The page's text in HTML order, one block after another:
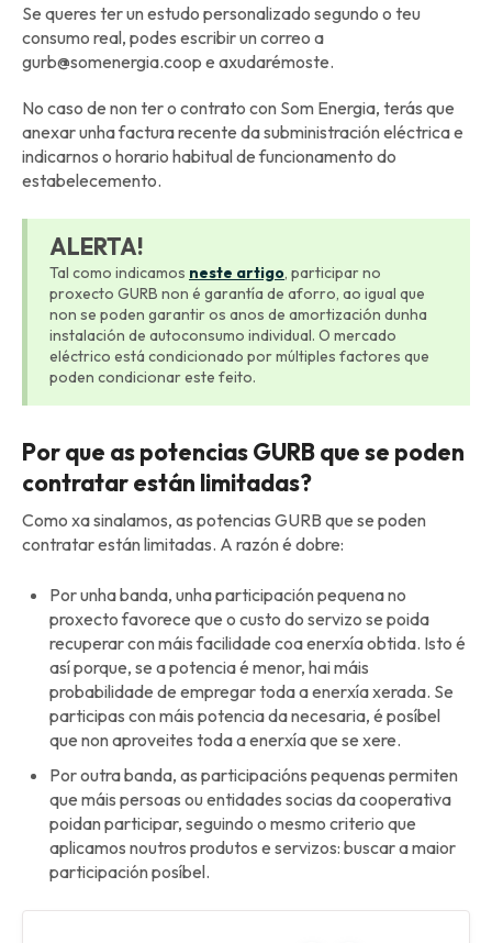
Se queres ter un estudo personalizado segundo o teu
consumo real, podes escribir un correo a
gurb@somenergia.coop e axudarémoste.
No caso de non ter o contrato con Som Energia, terás que
anexar unha factura recente da subministración eléctrica e
indicarnos o horario habitual de funcionamento do
estabelecemento.
ALERTA!
Tal como indicamos neste artigo, participar no
proxecto GURB non é garantía de aforro, ao igual que
non se poden garantir os anos de amortización dunha
instalación de autoconsumo individual. O mercado
eléctrico está condicionado por múltiples factores que
poden condicionar este feito.
Por que as potencias GURB que se poden
contratar están limitadas?
Como xa sinalamos, as potencias GURB que se poden
contratar están limitadas. A razón é dobre:
Por unha banda, unha participación pequena no
proxecto favorece que o custo do servizo se poida
recuperar con máis facilidade coa enerxía obtida. Isto é
así porque, se a potencia é menor, hai máis
probabilidade de empregar toda a enerxía xerada. Se
participas con máis potencia da necesaria, é posíbel
que non aproveites toda a enerxía que se xere.
Por outra banda, as participacións pequenas permiten
que máis persoas ou entidades socias da cooperativa
poidan participar, seguindo o mesmo criterio que
aplicamos noutros produtos e servizos: buscar a maior
participación posíbel.